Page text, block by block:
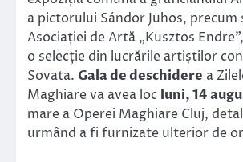
a pictorului Sándor Juhos, precum
Asociației de Artă „Kusztos
o selecție din lucrările artiștilor
Sovata. Gala de deschidere a
Maghiare va avea loc luni, 14
mare a Operei Maghiare Cluj,
urmând a fi furnizate ulterior de